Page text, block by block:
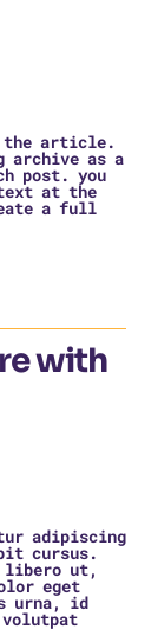
the article.
archive as a
post. you
at the
a full
with
adipiscing
cursus.
libero ut,
eget
urna, id